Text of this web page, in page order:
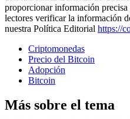
proporcionar información
lectores verificar la información
nuestra Política Editorial https://
Criptomonedas
Precio del Bitcoin
Adopción
Bitcoin
Más sobre el tema